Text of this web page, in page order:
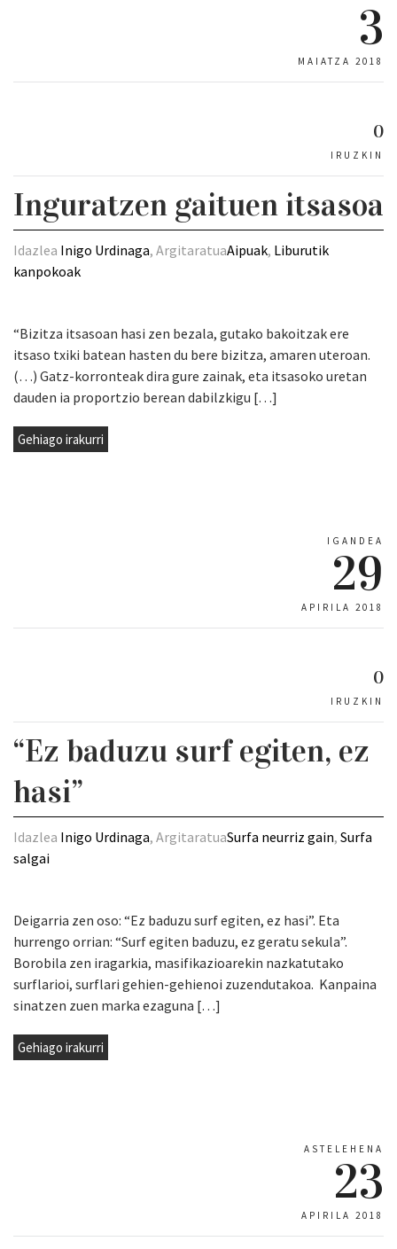
3
MAIATZA 2018
0
IRUZKIN
Inguratzen gaituen itsasoa
Idazlea Inigo Urdinaga, ArgitaratuaAipuak, Liburutik
kanpokoak
“Bizitza itsasoan hasi zen bezala, gutako bakoitzak ere
itsaso txiki batean hasten du bere bizitza, amaren uteroan.
(…) Gatz-korronteak dira gure zainak, eta itsasoko uretan
dauden ia proportzio berean dabilzkigu […]
Gehiago irakurri
IGANDEA
29
APIRILA 2018
0
IRUZKIN
“Ez baduzu surf egiten, ez
hasi”
Idazlea Inigo Urdinaga, ArgitaratuaSurfa neurriz gain, Surfa
salgai
Deigarria zen oso: “Ez baduzu surf egiten, ez hasi”. Eta
hurrengo orrian: “Surf egiten baduzu, ez geratu sekula”.
Borobila zen iragarkia, masifikazioarekin nazkatutako
surflarioi, surflari gehien-gehienoi zuzendutakoa. Kanpaina
sinatzen zuen marka ezaguna […]
Gehiago irakurri
ASTELEHENA
23
APIRILA 2018